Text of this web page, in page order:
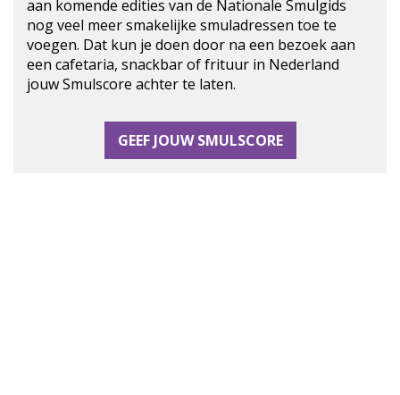
aan komende edities van de Nationale Smulgids
nog veel meer smakelijke smuladressen toe te
voegen. Dat kun je doen door na een bezoek aan
een cafetaria, snackbar of frituur in Nederland
jouw Smulscore achter te laten.
GEEF JOUW SMULSCORE